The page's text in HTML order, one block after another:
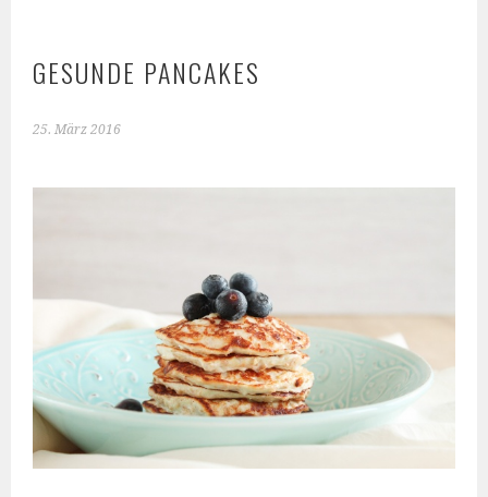
GESUNDE PANCAKES
25. März 2016